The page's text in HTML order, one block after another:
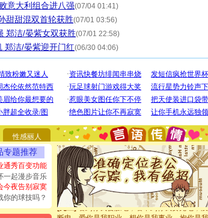
意大利组合进八强(07/04 01:41)
甜甜混双首轮获胜(07/01 03:56)
郑洁/晏紫女双获胜(07/01 22:58)
郑洁/晏紫迎开门红(06/30 04:06)
性感丽人
专题推荐
通秀百变功能
一起漫步音乐
今夜告别寂寞
你的球技吗？
你太多，只有给你五千万：千万快乐！千万要健
要平安！千万要知足！千万不要忘记我！
[圣诞节]不只这样的日子才会想起你,而是这样的
能正大光明地骚扰你,告诉你,圣诞要快乐!新年
都要快乐噢!
[圣诞节]奉上一颗祝福的心,在这个特别的日子
如意,快乐,鲜花,一切美好的祝愿与你同在.圣诞
[元旦]看到你我会触电；看不到你我要充电；
断电。爱你是我职业，想你是我事业，抱你是